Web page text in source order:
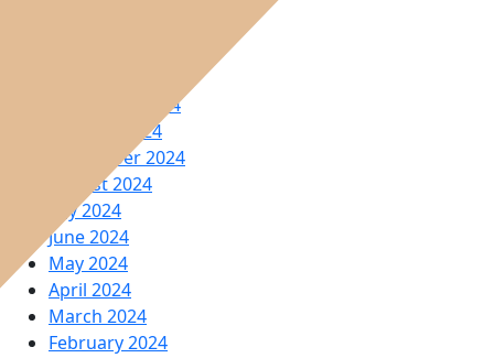
November 2024
October 2024
September 2024
August 2024
July 2024
June 2024
May 2024
April 2024
March 2024
February 2024